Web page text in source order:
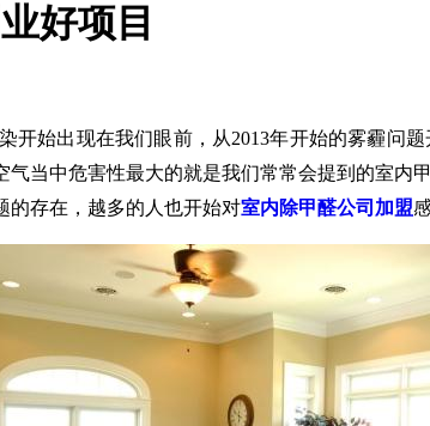
好项目
开始出现在我们眼前，从2013年开始的雾霾问
当中危害性最大的就是我们常常会提到的室内
的存在，越多的人也开始对室内除甲醛公司加盟